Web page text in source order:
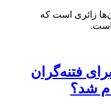
زائری است که
است.
‌فتنه‌گران